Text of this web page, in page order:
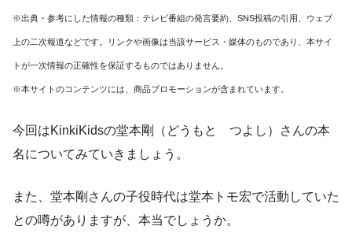
※出典・参考にした情報の種類：テレビ番組の発言要約、SNS投稿の引用、ウェブ
上の二次報道などです。リンクや画像は当該サービス・媒体のものであり、本サイ
トが一次情報の正確性を保証するものではありません。
※本サイトのコンテンツには、商品プロモーションが含まれています。
今回はKinkiKidsの堂本剛（どうもと つよし）さんの本
名についてみていきましょう。
また、堂本剛さんの子役時代は堂本トモ宏で活動していた
との噂がありますが、本当でしょうか。